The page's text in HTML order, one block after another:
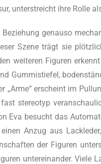
unter­streicht ihre Rol­le
genau­so
Sze­ne trägt sie
wei­te­ren Figu­ren
Gum­mi­stie­fel,
„Arme“ erscheint im
ste­reo­typ
Eva besucht das
Anzug aus
der Figu­ren
unter­ein­an­der.